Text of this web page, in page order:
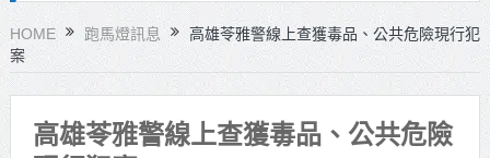
勉提升巡防戰力
北市鮮奶週報再升級！8月31日補助
擴大至國中生
雙北合作里程碑！萬大線動態測試
HOME 跑馬燈訊息
高雄苓雅警線上查獲毒品、公共危險現行犯
案
高雄苓雅警線上查獲毒品、公共危險